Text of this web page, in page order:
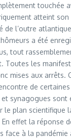
touchée
atteint son
de l’outre
a été
tout
Toutes les
mises aux arrêts.
de
synagogues sont
le plan scientifique
effet la réponse
face à la